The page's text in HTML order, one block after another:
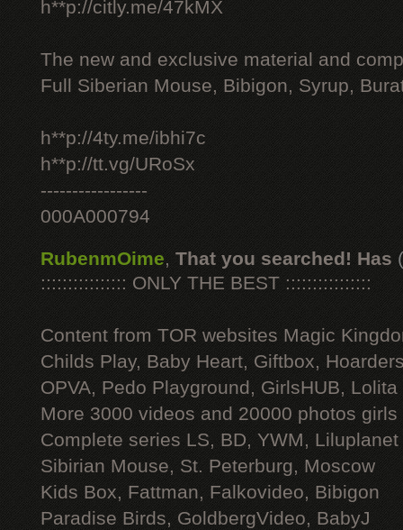
h**p://citly.me/47kMX
The new and exclusive material and
Full Siberian Mouse, Bibigon, Syrup,
h**p://4ty.me/ibhi7c
h**p://tt.vg/URoSx
-----------------
000A000794
RubenmOime, That you searched! Has
:::::::::::::::: ONLY THE BEST ::::::::::::::::
Content from TOR websites Magic
Childs Play, Baby Heart, Giftbox,
OPVA, Pedo Playground, GirlsHUB, Lolita
More 3000 videos and 20000 photos
Complete series LS, BD, YWM, Liluplanet
Sibirian Mouse, St. Peterburg, Moscow
Kids Box, Fattman, Falkovideo, Bibigon
Paradise Birds, GoldbergVideo, BabyJ